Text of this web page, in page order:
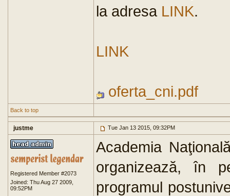
la adresa LINK.
LINK
oferta_cni.pdf
Back to top
justme Tue Jan 13 2015, 09:32PM
Registered Member #2073
Joined: Thu Aug 27 2009,
09:52PM
Academia
organizează, în
programul